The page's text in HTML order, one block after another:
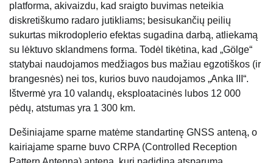
platforma, akivaizdu, kad sraigto buvimas neteikia
diskretiškumo radaro jutikliams; besisukančių peilių
sukurtas mikrodoplerio efektas sugadina darbą, atliekamą
su lėktuvo sklandmens forma. Todėl tikėtina, kad „Gölge“
statybai naudojamos medžiagos bus mažiau egzotiškos (ir
brangesnės) nei tos, kurios buvo naudojamos „Anka III“.
Ištvermė yra 10 valandų, eksploatacinės lubos 12 000
pėdų, atstumas yra 1 300 km.
Dešiniajame sparne matėme standartinę GNSS anteną, o
kairiajame sparne buvo CRPA (Controlled Reception